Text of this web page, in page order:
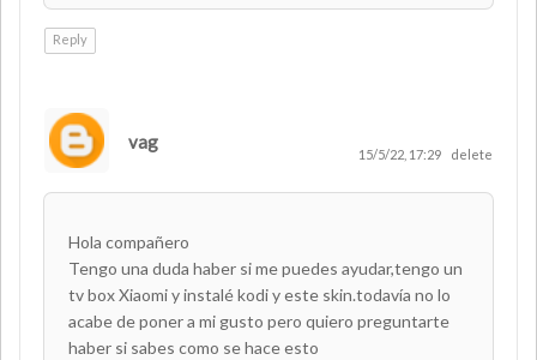
Reply
vag
15/5/22, 17:29 delete
Hola compañero
Tengo una duda haber si me puedes ayudar,tengo un
tv box Xiaomi y instalé kodi y este skin.todavía no lo
acabe de poner a mi gusto pero quiero preguntarte
haber si sabes como se hace esto